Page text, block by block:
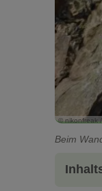
© nikonfreak
Beim